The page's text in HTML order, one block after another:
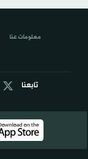
تابعنا
معلومات عنا